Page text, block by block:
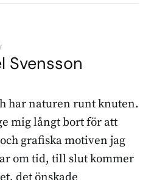
Svensson
har naturen runt knuten.
mig långt bort för att
grafiska motiven jag
om tid, till slut kommer
det önskade